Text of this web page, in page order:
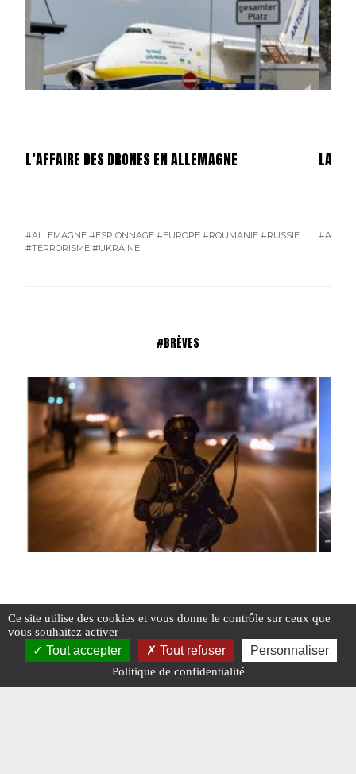
L’AFFAIRE DES DRONES EN ALLEMAGNE
#ALLEMAGNE #ESPIONNAGE #EUROPE #ROUMANIE #RUSSIE
#TERRORISME #UKRAINE
LA
#BRÈVES
AFRIQUE DU SUD : LES ÉMEUTES S’ÉTENDENT
FAILLI
Ce site utilise des cookies et vous donne le contrôle sur ceux que
vous souhaitez activer
Tout accepter Tout refuser Personnaliser
Politique de confidentialité